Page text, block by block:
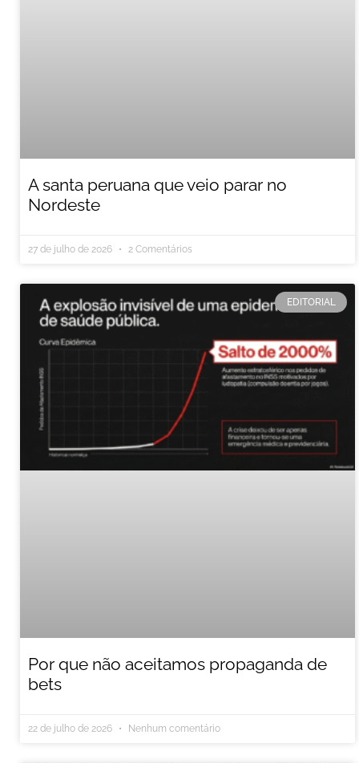
A santa peruana que veio parar no
Nordeste
27 de julho de 2026 2 Comentários
EDITORIAL
Por que não aceitamos propaganda de
bets
22 de julho de 2026 Nenhum comentário